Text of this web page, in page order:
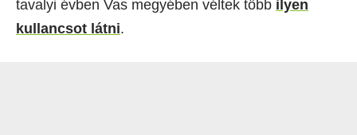
tavalyi évben Vas megyében véltek több ilyen
kullancsot látni.